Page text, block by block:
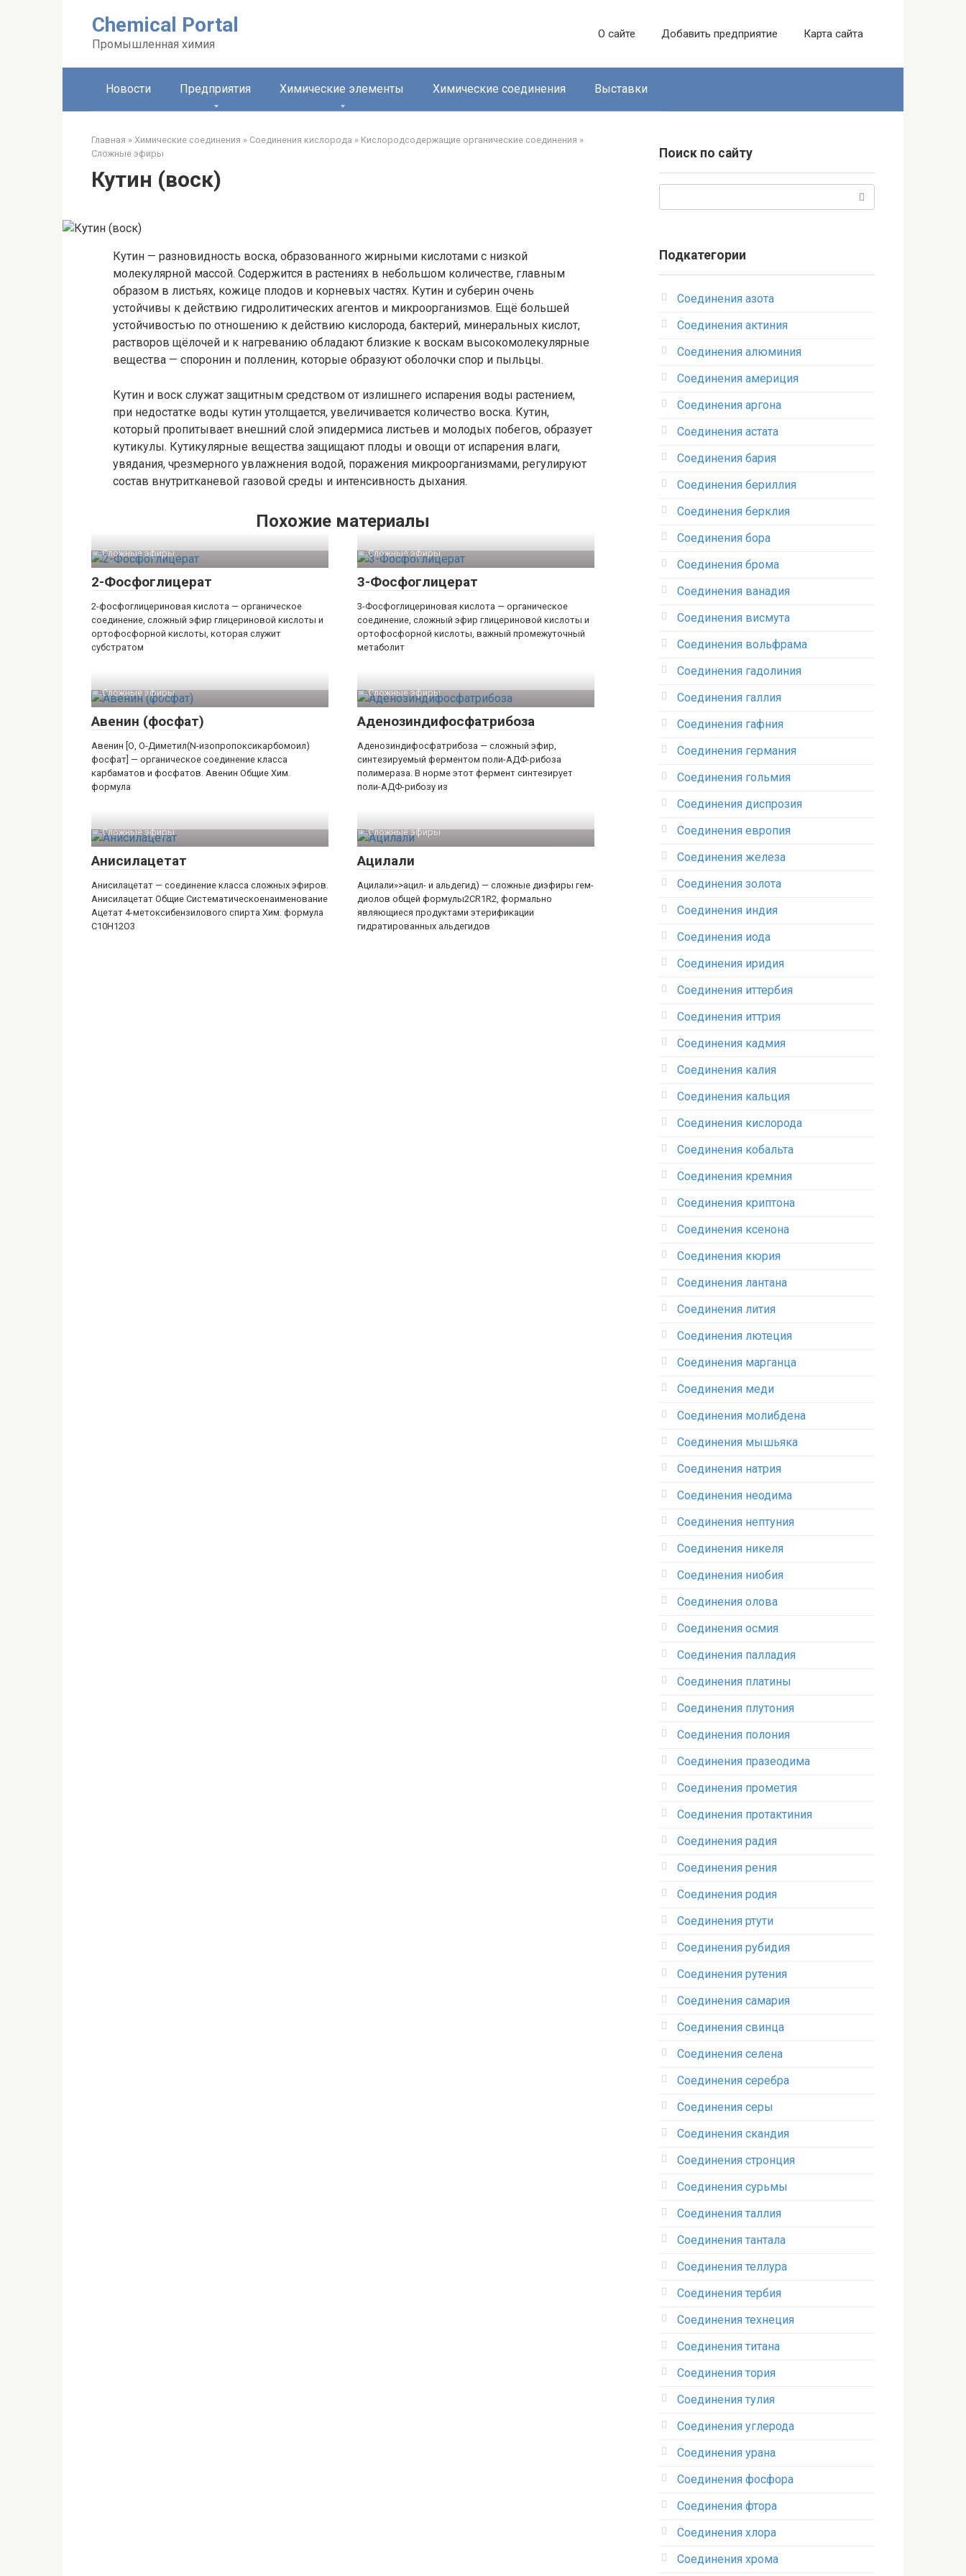
Chemical Portal
Промышленная химия
О сайте Добавить предприятие Карта сайта
Новости Предприятия Химические элементы Химические соединения Выставки
Главная » Химические соединения » Соединения кислорода‎ » Кислородсодержащие органические соединения‎ »
Сложные эфиры‎
Кутин (воск)
Кутин — разновидность воска, образованного жирными кислотами с низкой
молекулярной массой. Содержится в растениях в небольшом количестве, главным
образом в листьях, кожице плодов и корневых частях. Кутин и суберин очень
устойчивы к действию гидролитических агентов и микроорганизмов. Ещё большей
устойчивостью по отношению к действию кислорода, бактерий, минеральных кислот,
растворов щёлочей и к нагреванию обладают близкие к воскам высокомолекулярные
вещества — споронин и полленин, которые образуют оболочки спор и пыльцы.
Кутин и воск служат защитным средством от излишнего испарения воды растением,
при недостатке воды кутин утолщается, увеличивается количество воска. Кутин,
который пропитывает внешний слой эпидермиса листьев и молодых побегов, образует
кутикулы. Кутикулярные вещества защищают плоды и овощи от испарения влаги,
увядания, чрезмерного увлажнения водой, поражения микроорганизмами, регулируют
состав внутритканевой газовой среды и интенсивность дыхания.
Похожие материалы
Сложные эфиры‎
2-Фосфоглицерат
2-фосфоглицериновая кислота — органическое
соединение, сложный эфир глицериновой кислоты и
ортофосфорной кислоты, которая служит
субстратом
Сложные эфиры‎
3-Фосфоглицерат
3-Фосфоглицериновая кислота — органическое
соединение, сложный эфир глицериновой кислоты и
ортофосфорной кислоты, важный промежуточный
метаболит
Сложные эфиры‎
Авенин (фосфат)
Авенин [О, О-Диметил(N-изопропоксикарбомоил)
фосфат] — органическое соединение класса
карбаматов и фосфатов. Авенин Общие Хим.
формула
Сложные эфиры‎
Аденозиндифосфатрибоза
Аденозиндифосфатрибоза — сложный эфир,
синтезируемый ферментом поли-АДФ-рибоза
полимераза. В норме этот фермент синтезирует
поли-АДФ-рибозу из
Сложные эфиры‎
Анисилацетат
Анисилацетат — соединение класса сложных эфиров.
Анисилацетат Общие Систематическоенаименование
Ацетат 4-​метоксибензилового спирта Хим. формула
C10H12O3
Сложные эфиры‎
Ацилали
Ацилали»>ацил- и альдегид) — сложные диэфиры гем-
диолов общей формулы2CR1R2, формально
являющиеся продуктами этерификации
гидратированных альдегидов
Поиск по сайту
Подкатегории
Соединения азота
Соединения актиния
Соединения алюминия‎
Соединения америция‎
Соединения аргона‎
Соединения астата‎
Соединения бария
Соединения бериллия‎
Соединения берклия
Соединения бора‎
Соединения брома‎
Соединения ванадия‎
Соединения висмута
Соединения вольфрама‎
Соединения гадолиния‎
Соединения галлия‎
Соединения гафния‎
Соединения германия‎
Соединения гольмия‎
Соединения диспрозия‎ ‎
Соединения европия‎
Соединения железа‎
Соединения золота‎
Соединения индия
Соединения иода‎
Соединения иридия
Соединения иттербия‎
Соединения иттрия‎
Соединения кадмия
Соединения калия‎
Соединения кальция
Соединения кислорода‎
Соединения кобальта
Соединения кремния‎
Соединения криптона‎
Соединения ксенона‎
Соединения кюрия
Соединения лантана‎
Соединения лития‎
Соединения лютеция‎
Соединения марганца‎
Соединения меди
Соединения молибдена‎
Соединения мышьяка‎ ‎
Соединения натрия‎
Соединения неодима‎
Соединения нептуния‎
Соединения никеля‎
Соединения ниобия‎
Соединения олова‎
Соединения осмия‎
Соединения палладия‎
Соединения платины‎
Соединения плутония‎
Соединения полония‎
Соединения празеодима‎
Соединения прометия‎
Соединения протактиния‎
Соединения радия‎
Соединения рения‎
Соединения родия‎
Соединения ртути‎
Соединения рубидия‎
Соединения рутения‎
Соединения самария‎
Соединения свинца‎
Соединения селена‎
Соединения серебра‎
Соединения серы‎
Соединения скандия
Соединения стронция‎
Соединения сурьмы
Соединения таллия‎
Соединения тантала‎
Соединения теллура‎
Соединения тербия‎
Соединения технеция‎
Соединения титана
Соединения тория‎
Соединения тулия‎
Соединения углерода‎
Соединения урана‎
Соединения фосфора‎
Соединения фтора‎
Соединения хлора‎
Соединения хрома‎